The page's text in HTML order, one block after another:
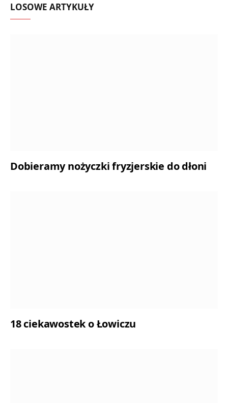
LOSOWE ARTYKUŁY
Dobieramy nożyczki fryzjerskie do dłoni
18 ciekawostek o Łowiczu